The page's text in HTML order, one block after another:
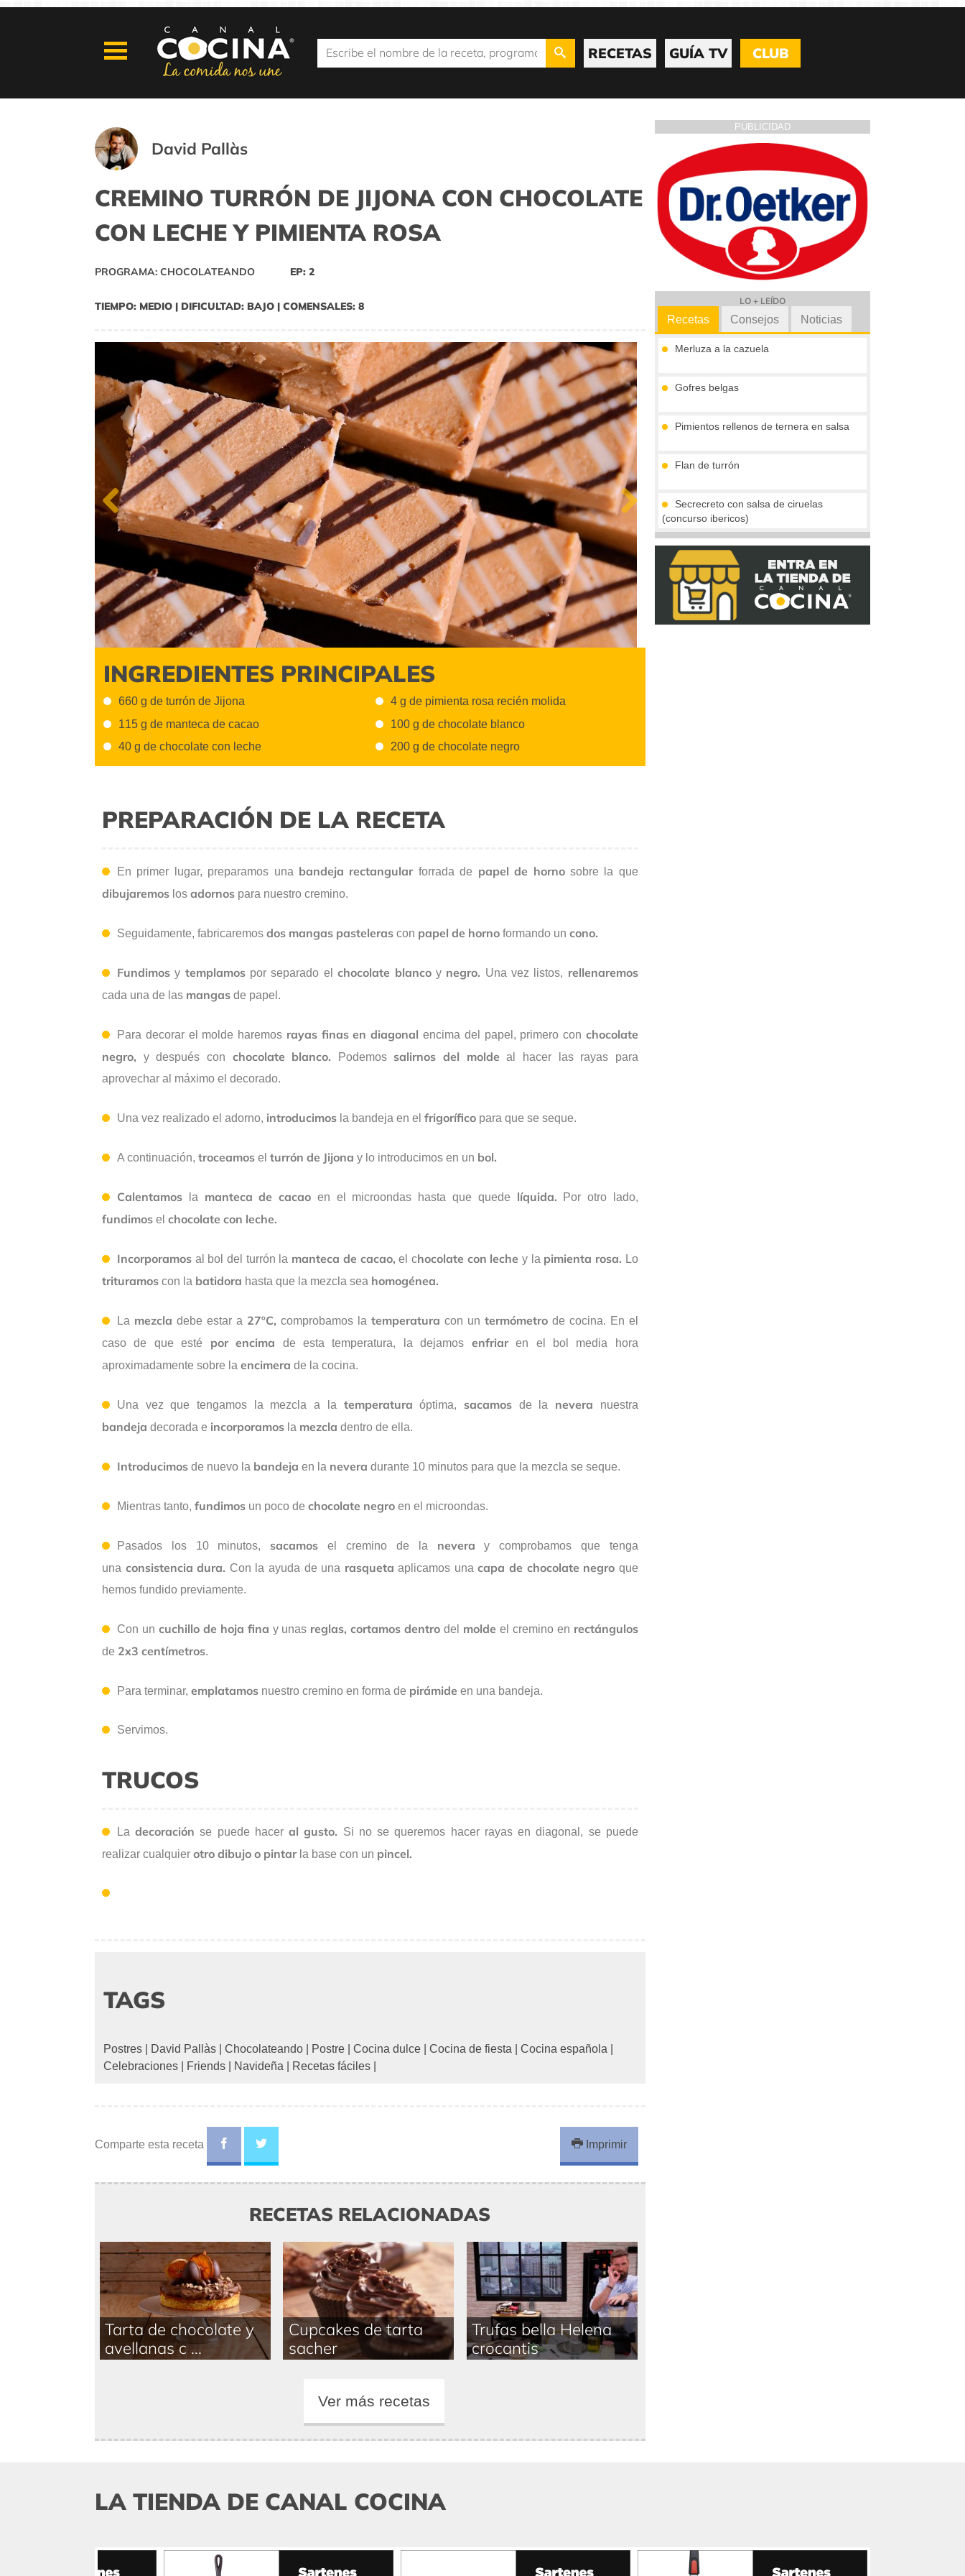
RECETAS GUÍA TV CLUB
David Pallàs
CREMINO TURRÓN DE JIJONA CON CHOCOLATE
CON LECHE Y PIMIENTA ROSA
PROGRAMA: CHOCOLATEANDO EP: 2
TIEMPO: MEDIO | DIFICULTAD: BAJO | COMENSALES: 8
Previous
INGREDIENTES PRINCIPALES
660 g de turrón de Jijona
115 g de manteca de cacao
40 g de chocolate con leche
4 g de pimienta rosa recién molida
100 g de chocolate blanco
200 g de chocolate negro
PREPARACIÓN DE LA RECETA
En primer lugar, preparamos una bandeja rectangularforrada de papel de hornosobre la que
dibujaremos los adornos para nuestro cremino.
Seguidamente, fabricaremos dos mangas pasteleras con papel de horno formando un cono.
Fundimosy templamospor separado el chocolate blancoynegro. Una vez listos, rellenaremos
cada una de las mangas de papel.
Para decorar el molde haremos rayas finas en diagonal encima del papel, primero con chocolate
negro, y después con chocolate blanco. Podemos salirnos del molde al hacer las rayas para
aprovechar al máximo el decorado.
Una vez realizado el adorno, introducimos la bandeja en el frigorífico para que se seque.
A continuación, troceamos el turrón de Jijona y lo introducimos en un bol.
Calentamos la manteca de cacao en el microondas hasta que quede líquida. Por otro lado,
fundimos el chocolate con leche.
Incorporamos al bol del turrón la manteca de cacao, el chocolate con leche y la pimienta rosa. Lo
trituramos con la batidora hasta que la mezcla sea homogénea.
La mezcla debe estar a27ºC, comprobamos latemperatura con un termómetrode cocina. En el
caso de que esté por encima de esta temperatura, la dejamos enfriaren el bol media hora
aproximadamente sobre la encimera de la cocina.
Una vez que tengamos la mezcla a la temperatura óptima, sacamos de la nevera nuestra
bandeja decorada e incorporamos la mezcla dentro de ella.
Introducimos de nuevo la bandeja en la nevera durante 10 minutos para que la mezcla se seque.
Mientras tanto, fundimos un poco de chocolate negro en el microondas.
Pasados los 10 minutos, sacamosel cremino de lanevera y comprobamos que tenga
una consistencia dura. Con la ayuda de una rasqueta aplicamos unacapa de chocolate negro que
hemos fundido previamente.
Con un cuchillo de hoja fina y unas reglas, cortamos dentrodel molde el cremino en rectángulos
de 2x3 centímetros.
Para terminar, emplatamos nuestro cremino en forma de pirámide en una bandeja.
Servimos.
TRUCOS
Ladecoración se puede haceral gusto. Si no se queremos hacer rayas en diagonal, se puede
realizar cualquier otro dibujo o pintarla base con un pincel.
TAGS
Postres David Pallàs Chocolateando Postre Cocina dulce Cocina de fiesta Cocina española
Celebraciones
Friends Navideña Recetas fáciles
Comparte esta receta Imprimir
RECETAS RELACIONADAS
Tarta de chocolate y
avellanas c ...
Cupcakes de tarta
sacher
Trufas bella Helena
crocantis
Ver más recetas
PUBLICIDAD
LO + LEÍDO
Recetas
Merluza a la cazuela
Gofres belgas
Pimientos rellenos de ternera en salsa
Flan de turrón
Secrecreto con salsa de ciruelas
(concurso ibericos)
Yogur griego
Consejos Noticias
LA TIENDA DE CANAL COCINA